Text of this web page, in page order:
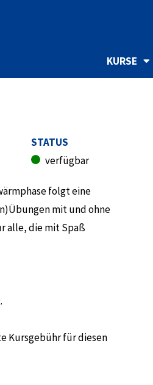
KURSE
STATUS
verfügbar
folgt eine
mit und ohne
alle, die mit Spaß
Kursgebühr für diesen